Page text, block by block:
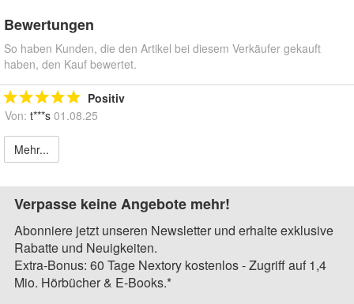
Bewertungen
So haben Kunden, die den Artikel bei diesem Verkäufer gekauft
haben, den Kauf bewertet.
Positiv
Von: t***s 01.08.25
Mehr...
Verpasse keine Angebote mehr!
Abonniere jetzt unseren Newsletter und erhalte exklusive
Rabatte und Neuigkeiten.
Extra-Bonus: 60 Tage Nextory kostenlos - Zugriff auf 1,4
Mio. Hörbücher & E-Books.*